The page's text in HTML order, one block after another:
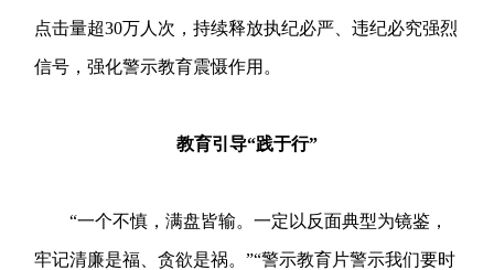
点击量超30万人次，持续释放执纪必严、违纪必究强烈
信号，强化警示教育震慑作用。
教育引导“践于行”
“一个不慎，满盘皆输。一定以反面典型为镜鉴，
牢记清廉是福、贪欲是祸。”“警示教育片警示我们要时